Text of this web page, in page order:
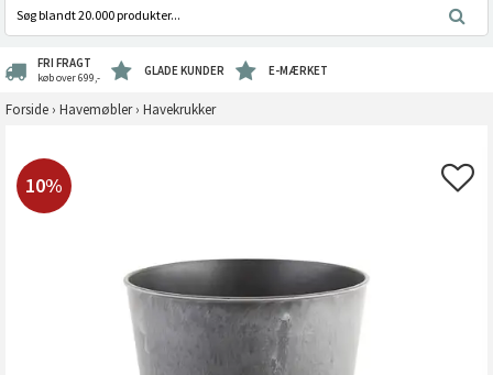
FRI FRAGT
køb over 699,- GLADE KUNDER E-MÆRKET
Forside › Havemøbler› Havekrukker
10%